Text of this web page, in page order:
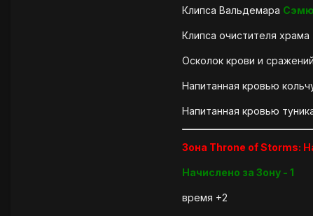
Клипса Вальдемара
Клипса очистителя храма
Осколок крови и сражений
Напитанная кровью
Напитанная кровью
Зона Throne of Storms:
Начислено за Зону - 1
время +2